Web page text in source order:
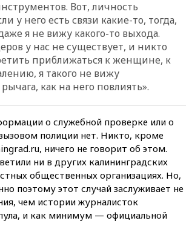
Вот, личность
у него есть связи какие-то, тогда,
я не вижу какого-то выхода.
у нас не существует, и никто
приближаться к женщине, к
я такого не вижу
как на него повлиять».
о служебной проверке или о
полиции нет. Никто, кроме
ничего не говорит об этом.
ни в других калининградских
общественных организациях. Но,
поэтому этот случай заслуживает не
чем истории журналисток
и как минимум — официальной